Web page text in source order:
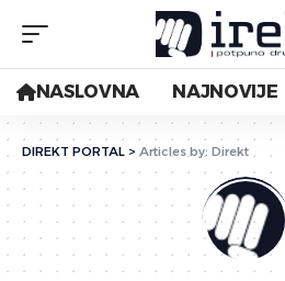
NASLOVNA NAJNOVIJE
DIREKT PORTAL > Articles by: Direkt